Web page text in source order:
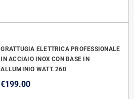
GRATTUGIA ELETTRICA PROFESSIONALE
IN ACCIAIO INOX CON BASE IN
ALLUMINIO WATT. 260
€199.00